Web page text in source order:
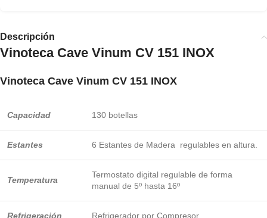
Descripción
Vinoteca Cave Vinum CV 151 INOX
Vinoteca Cave Vinum CV 151 INOX
Capacidad 130 botellas
Estantes 6 Estantes de Madera regulables en altura.
Temperatura
Termostato digital regulable de forma
manual de 5º hasta 16º
Refrigeración Refrigerador por Compresor